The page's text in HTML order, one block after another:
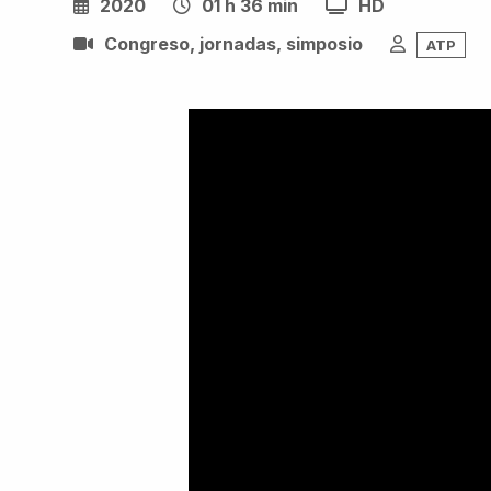
2020 01 h 36 min
HD
Congreso, jornadas, simposio
ATP